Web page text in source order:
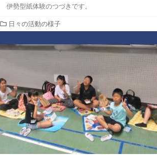
伊勢型紙体験のつづきです。
カ
テ
ゴ
日々の活動の様子